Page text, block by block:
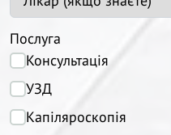
Послуга
Консультація
УЗД
Капіляроскопія